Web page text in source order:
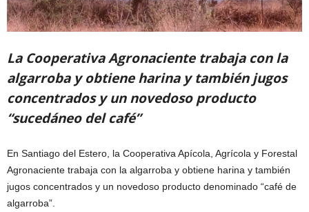
La Cooperativa Agronaciente trabaja con la
algarroba y obtiene harina y también jugos
concentrados y un novedoso producto
“sucedáneo del café”
En Santiago del Estero, la Cooperativa Apícola, Agrícola y Forestal
Agronaciente trabaja con la algarroba y obtiene harina y también
jugos concentrados y un novedoso producto denominado “café de
algarroba”.